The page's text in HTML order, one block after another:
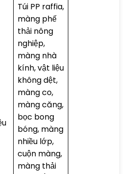
Túi PP raffia,
màng phế
thải nông
nghiệp,
màng nhà
kính, vật liệu
không dệt,
màng co,
màng căng,
bọc bong
bóng, màng
nhiều lớp,
cuộn màng,
màng thải